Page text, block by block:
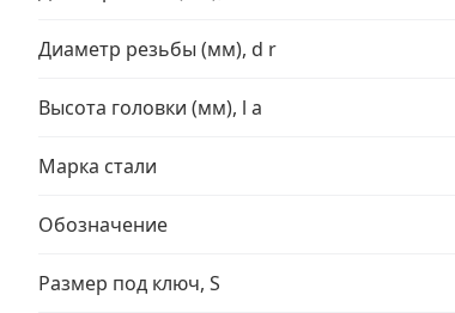
Диаметр резьбы (мм), d r
Высота головки (мм), l a
Марка стали
Обозначение
Размер под ключ, S